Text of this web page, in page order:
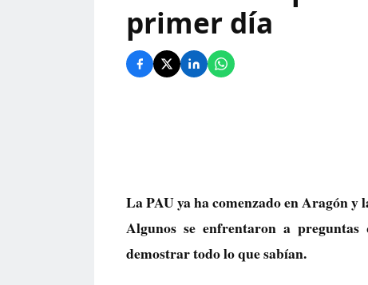
primer día
La PAU ya ha comenzado en Aragón
Algunos se enfrentaron a
demostrar todo lo que sabían.